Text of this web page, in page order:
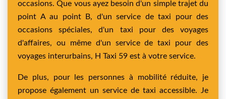
occasions. Que vous ayez besoin d'un simple trajet du
point A au point B, d'un service de taxi pour des
occasions spéciales, d'un taxi pour des voyages
d'affaires, ou même d'un service de taxi pour des
voyages interurbains, H Taxi 59 est à votre service.
De plus, pour les personnes à mobilité réduite, je
propose également un service de taxi accessible. Je